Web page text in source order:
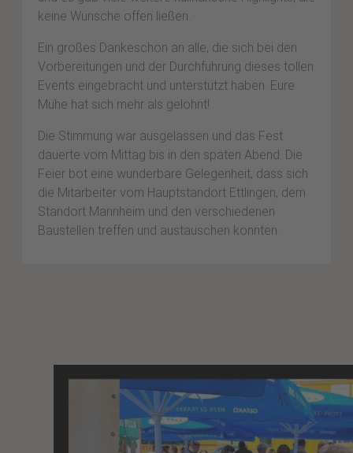
keine Wünsche offen ließen.
Ein großes Dankeschön an alle, die sich bei den
Vorbereitungen und der Durchführung dieses tollen
Events eingebracht und unterstützt haben. Eure
Mühe hat sich mehr als gelohnt!
Die Stimmung war ausgelassen und das Fest
dauerte vom Mittag bis in den späten Abend. Die
Feier bot eine wunderbare Gelegenheit, dass sich
die Mitarbeiter vom Hauptstandort Ettlingen, dem
Standort Mannheim und den verschiedenen
Baustellen treffen und austauschen konnten.